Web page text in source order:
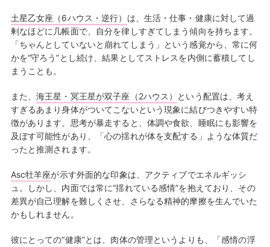
土星乙女座（6ハウス・逆行） は、生活・仕事・健康に対して過
剰なほどに几帳面で、自分を律しすぎてしまう傾向を持ちます。
「ちゃんとしていないと崩れてしまう」という感覚から、常に何
かを“守ろう”とし続け、結果としてストレスを内側に蓄積してし
まうことも。
また、 海王星・冥王星が双子座（2ハウス） という配置は、考え
すぎるあまり身体がついてこないという現象に結びつきやすい特
徴があります。思考が暴走すると、体調や食欲、睡眠にも影響を
及ぼす可能性があり、「心の揺れが体を支配する」ような体質だ
ったと推測されます。
Asc牡羊座が示す外面的な印象は、アクティブでエネルギッシ
ュ。しかし、内面では常に“揺れている感情”を抱えており、その
差異が自己理解を難しくさせ、さらなる精神的摩擦を生んでいた
かもしれません。
彼にとっての“健康”とは、肉体の管理というよりも、「感情の浮